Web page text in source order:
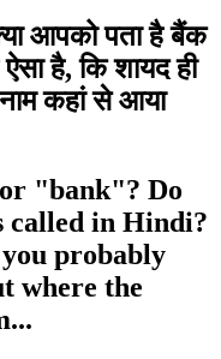
आपको पता है बैंक
है, कि शायद ही
कहां से आया
"bank"? Do
called in Hindi?
probably
where the